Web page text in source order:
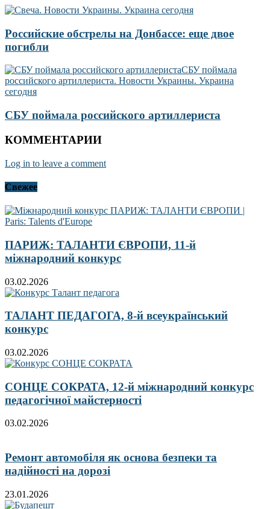
Российские обстрелы на Донбассе: еще двое
погибли
СБУ поймала российского артиллериста
КОММЕНТАРИИ
Log in to leave a comment
Свежее
ПАРИЖ: ТАЛАНТИ ЄВРОПИ, 11-й
міжнародний конкурс
03.02.2026
ТАЛАНТ ПЕДАГОГА, 8-й всеукраїнський
конкурс
03.02.2026
СОНЦЕ СОКРАТА, 12-й міжнародний конкурс
педагогічної майстерності
03.02.2026
Ремонт автомобіля як основа безпеки та
надійності на дорозі
23.01.2026